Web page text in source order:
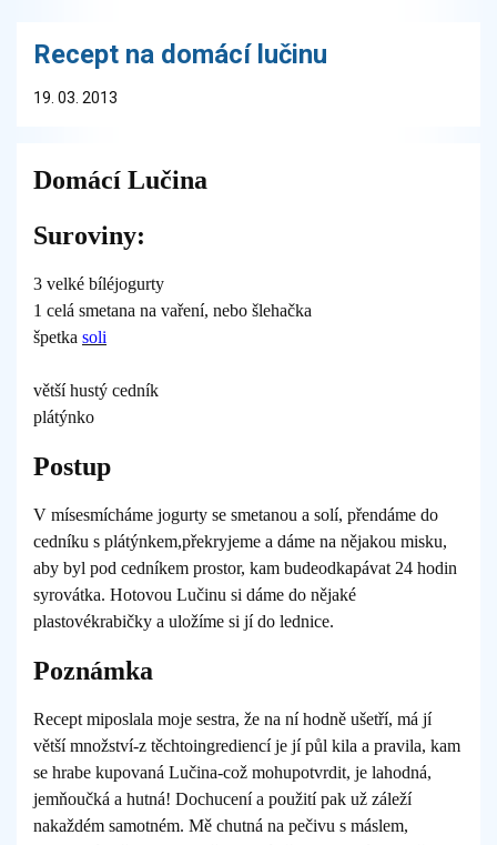
Recept na domácí lučinu
19. 03. 2013
Domácí Lučina
Suroviny:
3 velké bíléjogurty
1 celá smetana na vaření, nebo šlehačka
špetka soli
větší hustý cedník
plátýnko
Postup
V mísesmícháme jogurty se smetanou a solí, přendáme do
cedníku s plátýnkem,překryjeme a dáme na nějakou misku,
aby byl pod cedníkem prostor, kam budeodkapávat 24 hodin
syrovátka. Hotovou Lučinu si dáme do nějaké
plastovékrabičky a uložíme si jí do lednice.
Poznámka
Recept miposlala moje sestra, že na ní hodně ušetří, má jí
větší množství-z těchtoingrediencí je jí půl kila a pravila, kam
se hrabe kupovaná Lučina-což mohupotvrdit, je lahodná,
jemňoučká a hutná! Dochucení a použití pak už záleží
nakaždém samotném. Mě chutná na pečivu s máslem,